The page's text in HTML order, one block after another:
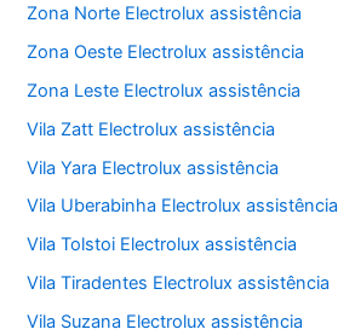
Zona Norte Electrolux assistência
Zona Oeste Electrolux assistência
Zona Leste Electrolux assistência
Vila Zatt Electrolux assistência
Vila Yara Electrolux assistência
Vila Uberabinha Electrolux assistência
Vila Tolstoi Electrolux assistência
Vila Tiradentes Electrolux assistência
Vila Suzana Electrolux assistência